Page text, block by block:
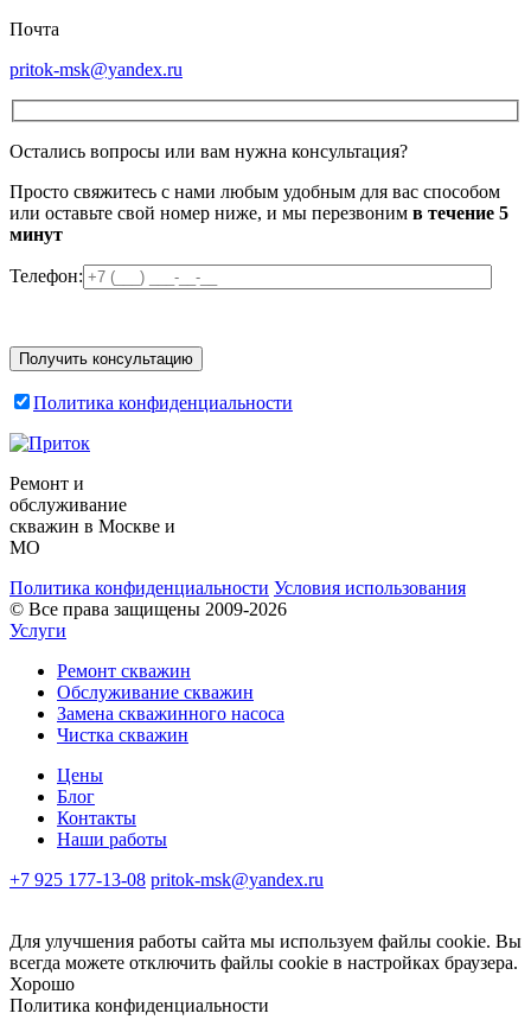
Почта
pritok-msk@yandex.ru
Остались вопросы или вам нужна консультация?
Просто свяжитесь с нами любым удобным для вас способом
или оставьте свой номер ниже, и мы перезвоним в течение 5
минут
Телефон:
Политика конфиденциальности
Ремонт и
обслуживание
скважин в Москве и
МО
Политика конфиденциальности Условия использования
© Все права защищены 2009-2026
Услуги
Ремонт скважин
Обслуживание скважин
Замена скважинного насоса
Чистка скважин
Цены
Блог
Контакты
Наши работы
+7 925 177-13-08 pritok-msk@yandex.ru
Для улучшения работы сайта мы используем файлы cookie. Вы
всегда можете отключить файлы cookie в настройках браузера.
Хорошо
Политика конфиденциальности